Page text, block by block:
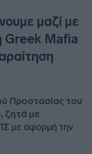
μαζί με
Greek Mafia
Προστασίας του
ζητά με
με αφορμή την